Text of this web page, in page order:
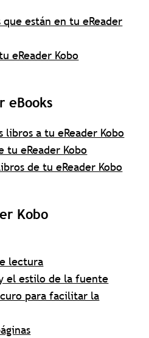
están en tu eReader
eReader Kobo
eBooks
libros a tu eReader Kobo
tu eReader Kobo
de tu eReader Kobo
Kobo
lectura
el estilo de la fuente
para facilitar la